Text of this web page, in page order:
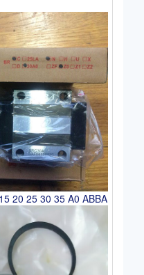
20 25 30 35 A0 ABBA